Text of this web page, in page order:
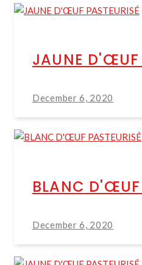
JAUNE D'ŒUF
December 6, 2020
BLANC D'ŒUF
December 6, 2020